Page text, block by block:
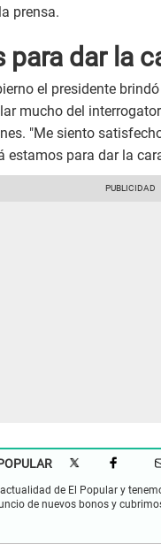
prensa.
para dar la
el presidente
mucho del
"Me siento
estamos para dar la
de El Popular y
de nuevos bonos y